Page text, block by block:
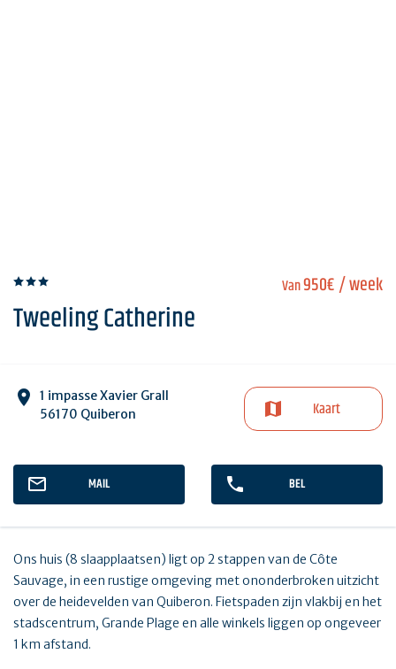
Van950€/ week
Tweeling Catherine
1 impasse Xavier Grall
56170 Quiberon
Kaart
MAIL BEL
Ons huis (8 slaapplaatsen) ligt op 2 stappen van de Côte
Sauvage, in een rustige omgeving met ononderbroken uitzicht
over de heidevelden van Quiberon. Fietspaden zijn vlakbij en het
stadscentrum, Grande Plage en alle winkels liggen op ongeveer
1 km afstand.